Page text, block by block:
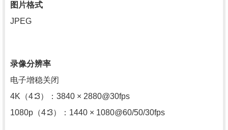
图片格式
JPEG
录像分辨率
电子增稳关闭
4K（4∶3）：3840 × 2880@30fps
1080p（4∶3）：1440 × 1080@60/50/30fps